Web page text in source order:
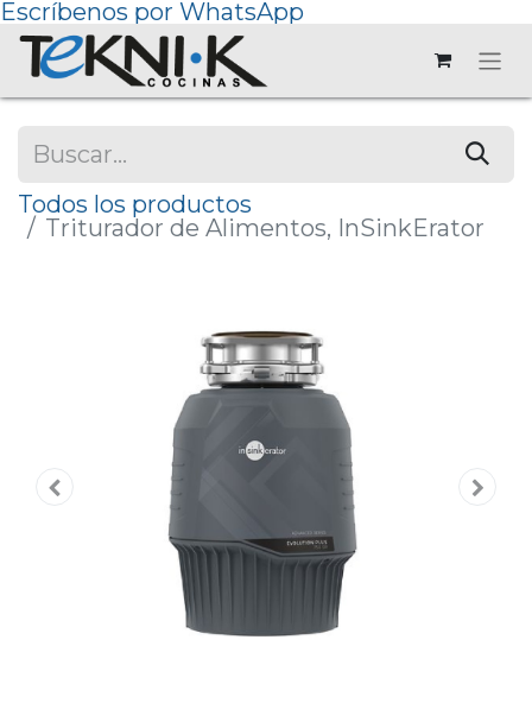
Escríbenos por WhatsApp
Todos los productos
Triturador de Alimentos, InSinkErator